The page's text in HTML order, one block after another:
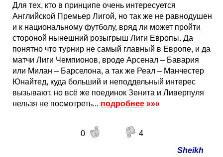
Для тех, кто в принципе очень интересуется
Английской Премьер Лигой, но так же не равнодушен
и к национальному футболу, вряд ли может пройти
стороной нынешний розыгрыш Лиги Европы. Да
понятно что турнир не самый главный в Европе, и да
матчи Лиги Чемпионов, вроде Арсенал – Бавария
или Милан – Барселона, а так же Реал – Манчестер
Юнайтед, куда больший и неподдельный интерес
вызывают, но всё же поединок Зенита и Ливерпуля
нельзя не посмотреть... подробнее »»»
0
4
Sheikh